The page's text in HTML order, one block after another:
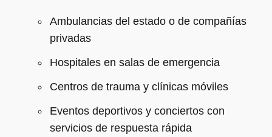
Ambulancias del estado o de compañías
privadas
Hospitales en salas de emergencia
Centros de trauma y clínicas móviles
Eventos deportivos y conciertos con
servicios de respuesta rápida